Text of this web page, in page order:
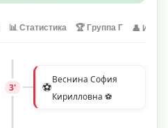
📊 Статистика 🏆 Группа Г 👤
⚽Веснина София
Кирилловна ⚽
3'